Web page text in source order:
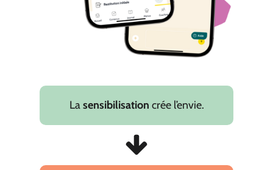
Lasensibilisation crée l’envie.